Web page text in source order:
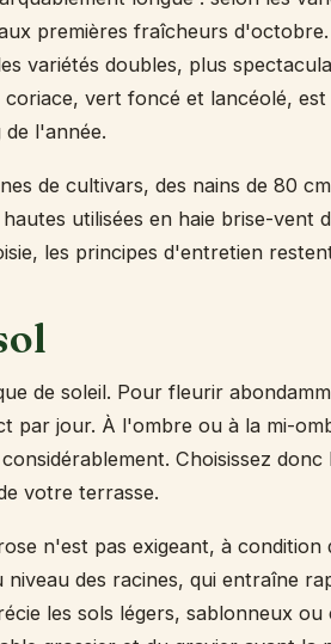
premières fraîcheurs
variétés doubles, plus
coriace, vert foncé et lancéolé,
l'année.
de cultivars, des nains de 80
utilisées en haie brise-vent
les principes d'entretien
de soleil. Pour fleurir
par jour. À l'ombre ou à la mi-
Choisissez
votre terrasse.
n'est pas exigeant, à condition
des racines, qui entraîne
les sols légers, sablonneux